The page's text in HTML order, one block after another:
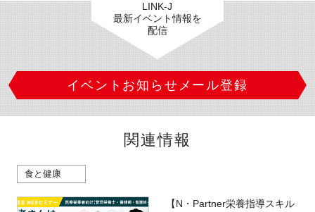
LINK-J
最新イベント情報を
配信
イベントお知らせメール登録
関連情報
食と健康
【N・Partner栄養指導スキル